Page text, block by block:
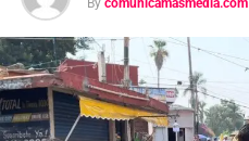
By comunicamasmedia.com